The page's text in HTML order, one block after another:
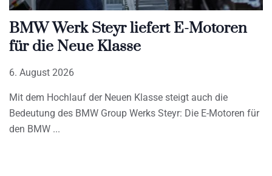
BMW Werk Steyr liefert E-Motoren
für die Neue Klasse
6. August 2026
Mit dem Hochlauf der Neuen Klasse steigt auch die
Bedeutung des BMW Group Werks Steyr: Die E-Motoren für
den BMW